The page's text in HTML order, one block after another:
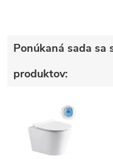
Ponúkaná sada sa
produktov: